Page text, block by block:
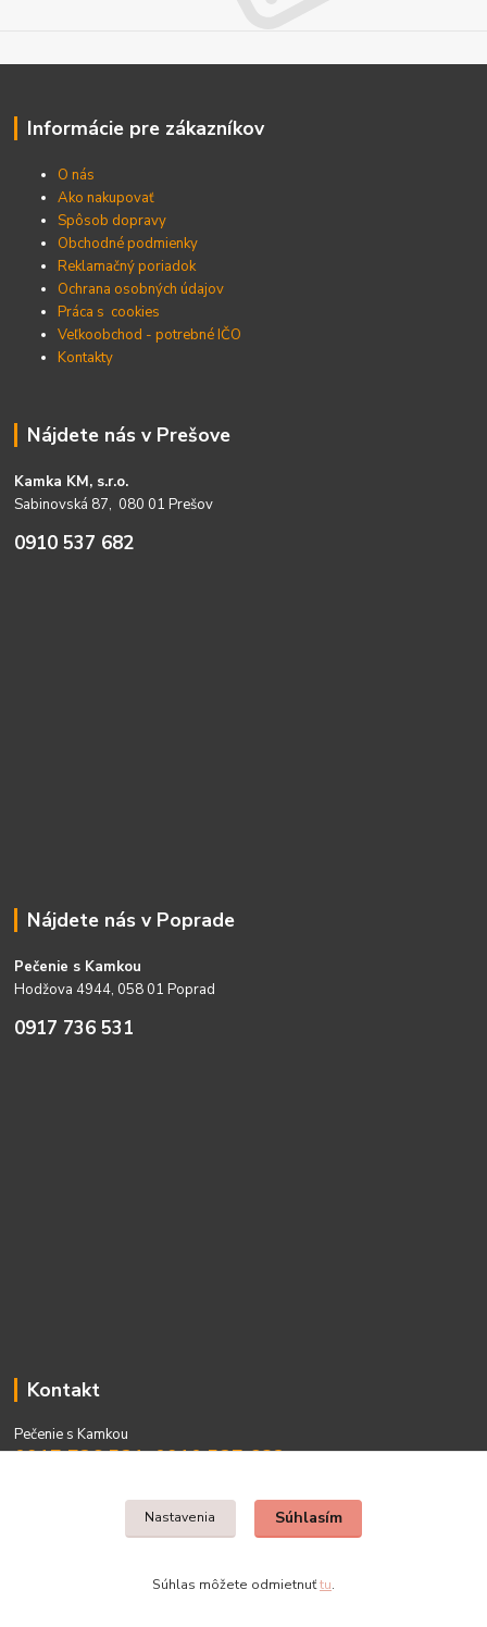
Informácie pre zákazníkov
O nás
Ako nakupovať
Spôsob dopravy
Obchodné podmienky
Reklamačný poriadok
Ochrana osobných údajov
Práca s cookies
Veľkoobchod - potrebné IČO
Kontakty
Nájdete nás v Prešove
Kamka KM, s.r.o.
Sabinovská 87, 080 01 Prešov
0910 537 682
Nájdete nás v Poprade
Pečenie s Kamkou
Hodžova 4944, 058 01 Poprad
0917 736 531
Kontakt
Pečenie s Kamkou
0917 736 531, 0910 537 682
Nastavenia Súhlasím
Súhlas môžete odmietnuťtu.